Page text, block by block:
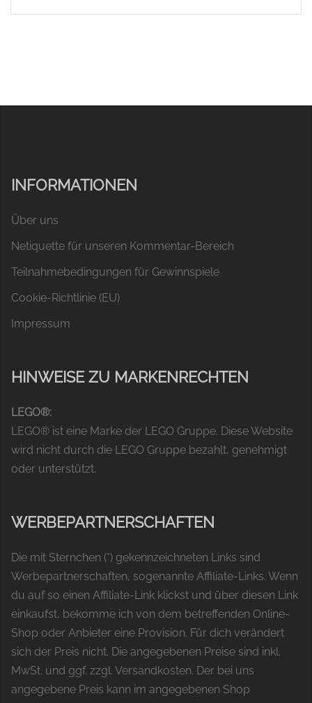
INFORMATIONEN
Über uns
Netiquette für unseren Kommentar-Bereich
Teilnahmebedingungen für Gewinnspiele
Cookie-Richtlinie (EU)
Impressum
HINWEISE ZU MARKENRECHTEN
LEGO®:
LEGO® ist eine Marke der LEGO Gruppe. Diese Website
wird nicht durch die LEGO Gruppe bezahlt, genehmigt
oder unterstützt.
WERBEPARTNERSCHAFTEN
Die mit Sternchen (*) gekennzeichneten Links sind
Werbepartnerschaften, sogenannte Affiliate-Links. Wenn
du auf so einen Affiliate-Link klickst und über diesen Link
einkaufst, bekomme ich von dem betreffenden Online-
Shop oder Anbieter eine Provision. Für dich verändert
sich der Preis nicht. Die angegebenen Preise sind inkl.
MwSt. und ggf. zzgl. Versandkosten. Der bei uns
angegebene Preis kann im angegebenen Shop